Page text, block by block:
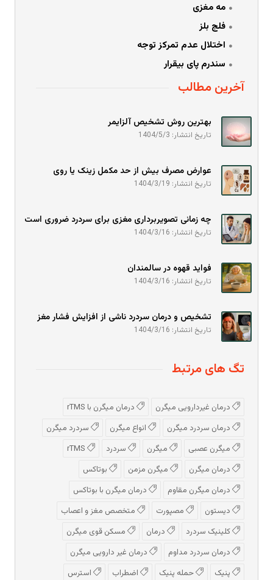
مه مغزی
فلج بلز
اختلال عدم تمرکز توجه
سندرم پای بیقرار
آخرین مطالب
بهترین روش تشخیص آلزایمر
تاریخ انتشار: 1404/5/3
عوارض مصرف بیش از حد مکمل زینک یا روی
تاریخ انتشار: 1404/3/19
چه زمانی تصویربرداری مغزی برای سردرد ضروری است
تاریخ انتشار: 1404/3/16
فواید قهوه در سالمندان
تاریخ انتشار: 1404/3/16
تشخیص و درمان سردرد ناشی از افزایش فشار مغز
تاریخ انتشار: 1404/3/16
تگ های مرتبط
درمان غیردارویی میگرن
درمان میگرن با rTMS
درمان سردرد میگرن
انواع میگرن
سردرد میگرن
میگرن عصبی
میگرن سردرد
درمان میگرن
میگرن مزمن
بوتاکس
درمان میگرن مقاوم
درمان میگرن با بوتاکس
دیستون
مصپورت
متخصص مغز و اعصاب
کلینیک سردرد
درمان
مسکن قوی میگرن
درمان سردرد مداوم
درمان غیر دارویی میگرن
پنیک
حمله پنیک اضطراب
استرس